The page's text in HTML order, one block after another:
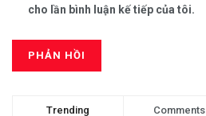
cho lần bình luận kế tiếp của tôi.
Trending Comments